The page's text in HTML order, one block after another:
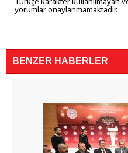
yorumlar onaylanmamaktadır.
BENZER HABERLER